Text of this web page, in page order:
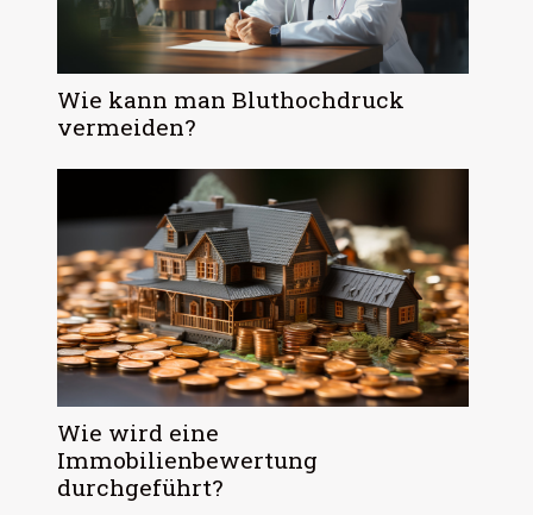
Wie kann man Bluthochdruck
vermeiden?
Wie wird eine
Immobilienbewertung
durchgeführt?